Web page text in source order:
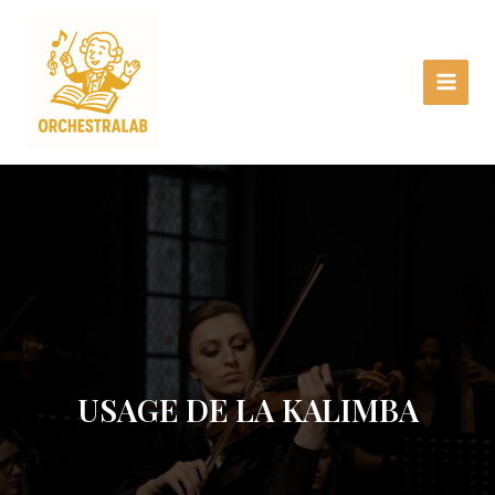
contenu
Menu
USAGE DE LA KALIMBA